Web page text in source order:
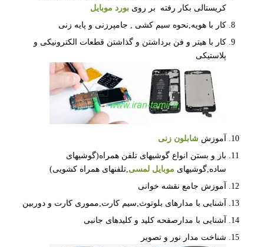
کریستالی بکار رفته بر روی بورد موبایل
کار با هویه,نحوه سیم کشی , جامپرزنی و پایه زنی
کار با هیتر و فن برداشتن و گذاشتن قطعات الکترونیکی و
پلاستیکی
آموزش شابلون زنی
باز و بستن انواع گوشیهای تلفن همراه(گوشیهای
ساده,گوشیهای موبایل لمسی,تلفنهای همراه کشویی)
آموزش جامع نقشه خوانی
آشنایی با مدارهای بلوتوث,سیم کارت,مموری کارت و دوربین
آشنایی با مدارصفحه کلید و کلیدهای جانبی
شناخت مدار نور و تصویر